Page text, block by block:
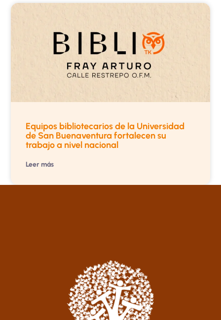
Equipos bibliotecarios de la Universidad
de San Buenaventura fortalecen su
trabajo a nivel nacional
Leer más